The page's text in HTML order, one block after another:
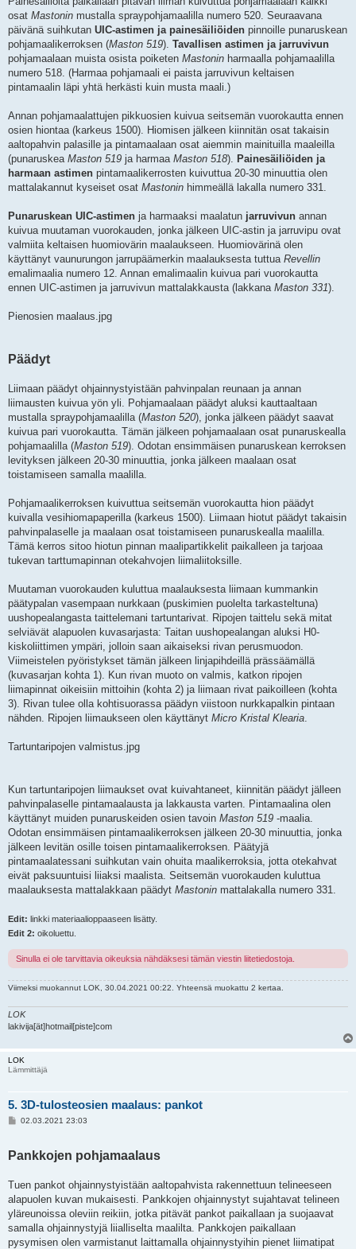
osat Mastonin mustalla spraypohjamaalilla numero 520. Seuraavana
päivänä suihkutan UIC-astimen ja painesäiliöiden pinnoille punaruskean
pohjamaalikerroksen (Maston 519). Tavallisen astimen ja jarruvivun
pohjamaalaan muista osista poiketen Mastonin harmaalla pohjamaalilla
numero 518. (Harmaa pohjamaali ei paista jarruvivun keltaisen
pintamaalin läpi yhtä herkästi kuin musta maali.)
Annan pohjamaalattujen pikkuosien kuivua seitsemän vuorokautta ennen
osien hiontaa (karkeus 1500). Hiomisen jälkeen kiinnitän osat takaisin
aaltopahvin palasille ja pintamaalaan osat aiemmin mainituilla maaleilla
(punaruskea Maston 519 ja harmaa Maston 518). Painesäiliöiden ja
harmaan astimen pintamaalikerrosten kuivuttua 20-30 minuuttia olen
mattalakannut kyseiset osat Mastonin himmeällä lakalla numero 331.
Punaruskean UIC-astimen ja harmaaksi maalatun jarruvivun annan
kuivua muutaman vuorokauden, jonka jälkeen UIC-astin ja jarruvipu ovat
valmiita keltaisen huomiovärin maalaukseen. Huomiovärinä olen
käyttänyt vaunurungon jarrupäämerkin maalauksesta tuttua Revellin
emalimaalia numero 12. Annan emalimaalin kuivua pari vuorokautta
ennen UIC-astimen ja jarruvivun mattalakkausta (lakkana Maston 331).
Pienosien maalaus.jpg
Päädyt
Liimaan päädyt ohjainnystyistään pahvinpalan reunaan ja annan
liimausten kuivua yön yli. Pohjamaalaan päädyt aluksi kauttaaltaan
mustalla spraypohjamaalilla (Maston 520), jonka jälkeen päädyt saavat
kuivua pari vuorokautta. Tämän jälkeen pohjamaalaan osat punaruskealla
pohjamaalilla (Maston 519). Odotan ensimmäisen punaruskean kerroksen
levityksen jälkeen 20-30 minuuttia, jonka jälkeen maalaan osat
toistamiseen samalla maalilla.
Pohjamaalikerroksen kuivuttua seitsemän vuorokautta hion päädyt
kuivalla vesihiomapaperilla (karkeus 1500). Liimaan hiotut päädyt takaisin
pahvinpalaselle ja maalaan osat toistamiseen punaruskealla maalilla.
Tämä kerros sitoo hiotun pinnan maalipartikkelit paikalleen ja tarjoaa
tukevan tarttumapinnan otekahvojen liimaliitoksille.
Muutaman vuorokauden kuluttua maalauksesta liimaan kummankin
päätypalan vasempaan nurkkaan (puskimien puolelta tarkasteltuna)
uushopealangasta taittelemani tartuntarivat. Ripojen taittelu sekä mitat
selviävät alapuolen kuvasarjasta: Taitan uushopealangan aluksi H0-
kiskoliittimen ympäri, jolloin saan aikaiseksi rivan perusmuodon.
Viimeistelen pyöristykset tämän jälkeen linjapihdeillä prässäämällä
(kuvasarjan kohta 1). Kun rivan muoto on valmis, katkon ripojen
liimapinnat oikeisiin mittoihin (kohta 2) ja liimaan rivat paikoilleen (kohta
3). Rivan tulee olla kohtisuorassa päädyn viistoon nurkkapalkin pintaan
nähden. Ripojen liimaukseen olen käyttänyt Micro Kristal Klearia.
Tartuntaripojen valmistus.jpg
Kun tartuntaripojen liimaukset ovat kuivahtaneet, kiinnitän päädyt jälleen
pahvinpalaselle pintamaalausta ja lakkausta varten. Pintamaalina olen
käyttänyt muiden punaruskeiden osien tavoin Maston 519 -maalia.
Odotan ensimmäisen pintamaalikerroksen jälkeen 20-30 minuuttia, jonka
jälkeen levitän osille toisen pintamaalikerroksen. Päätyjä
pintamaalatessani suihkutan vain ohuita maalikerroksia, jotta otekahvat
eivät paksuuntuisi liiaksi maalista. Seitsemän vuorokauden kuluttua
maalauksesta mattalakkaan päädyt Mastonin mattalakalla numero 331.
Edit: linkki materiaalioppaaseen lisätty.
Edit 2: oikoluettu.
Sinulla ei ole tarvittavia oikeuksia nähdäksesi tämän viestin liitetiedostoja.
Viimeksi muokannut LOK, 30.04.2021 00:22. Yhteensä muokattu 2 kertaa.
LOK
lakivija[ät]hotmail[piste]com
LOK
Lämmittäjä
5. 3D-tulosteosien maalaus: pankot
V
t
02.03.2021 23:03
Pankkojen pohjamaalaus
Tuen pankot ohjainnystyistään aaltopahvista rakennettuun telineeseen
alapuolen kuvan mukaisesti. Pankkojen ohjainnystyt sujahtavat telineen
yläreunoissa oleviin reikiin, jotka pitävät pankot paikallaan ja suojaavat
samalla ohjainnystyjä liialliselta maalilta. Pankkojen paikallaan
pysymisen olen varmistanut laittamalla ohjainnystyihin pienet liimatipat